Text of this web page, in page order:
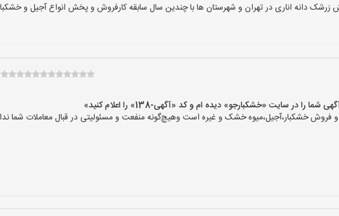
دانه اناری در تهران و شهرستان ها با چندین سال سابقه کارفروش و پخش انواع آجیل و
در سایت «خشکبارجو» دیده ام و کد «آگهی-138» را اعلام کنید»
خشکبار،آجیل،میوه خشک و غیره است وهیچ‌گونه منفعت و مسئولیتی در قبال معاملات شما